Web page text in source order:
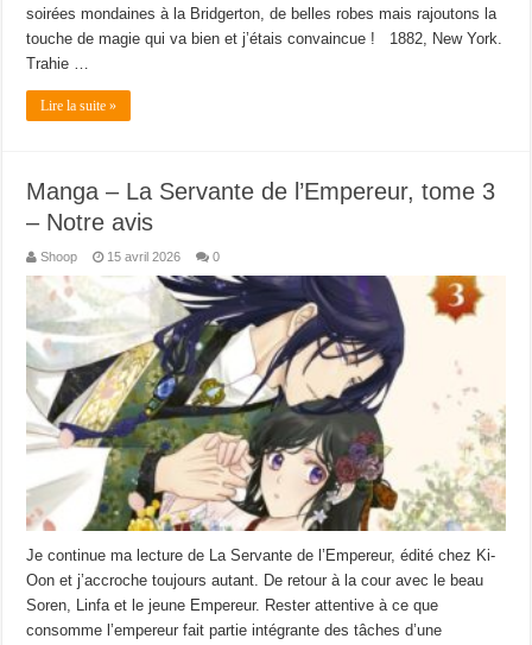
soirées mondaines à la Bridgerton, de belles robes mais rajoutons la
touche de magie qui va bien et j’étais convaincue ! 1882, New York.
Trahie …
Lire la suite »
Manga – La Servante de l’Empereur, tome 3
– Notre avis
Shoop 15 avril 2026 0
Je continue ma lecture de La Servante de l’Empereur, édité chez Ki-
Oon et j’accroche toujours autant. De retour à la cour avec le beau
Soren, Linfa et le jeune Empereur. Rester attentive à ce que
consomme l’empereur fait partie intégrante des tâches d’une